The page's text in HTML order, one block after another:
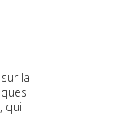
la
qui